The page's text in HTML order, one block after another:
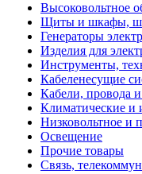
Высоковольтное
Щиты и шкафы,
Генераторы
Изделия для
Инструменты,
Кабеленесущие
Кабели, провода
Климатические и
Низковольтное и
Освещение
Прочие товары
Связь,